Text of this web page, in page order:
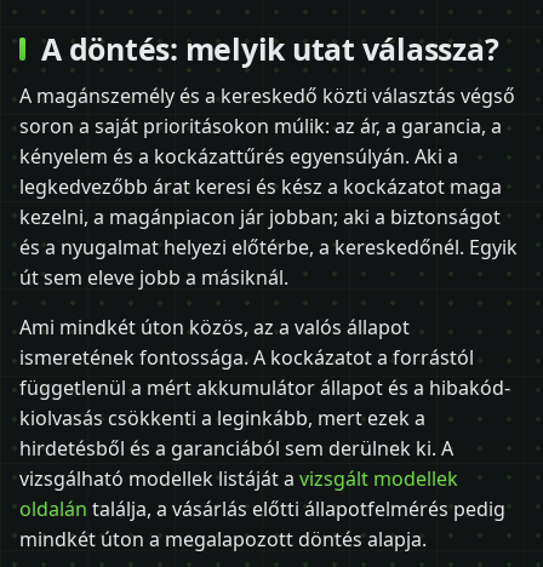
A döntés: melyik utat válassza?
A magánszemély és a kereskedő közti választás végső
soron a saját prioritásokon múlik: az ár, a garancia, a
kényelem és a kockázattűrés egyensúlyán. Aki a
legkedvezőbb árat keresi és kész a kockázatot maga
kezelni, a magánpiacon jár jobban; aki a biztonságot
és a nyugalmat helyezi előtérbe, a kereskedőnél. Egyik
út sem eleve jobb a másiknál.
Ami mindkét úton közös, az a valós állapot
ismeretének fontossága. A kockázatot a forrástól
függetlenül a mért akkumulátor állapot és a hibakód-
kiolvasás csökkenti a leginkább, mert ezek a
hirdetésből és a garanciából sem derülnek ki. A
vizsgálható modellek listáját a vizsgált modellek
oldalán találja, a vásárlás előtti állapotfelmérés pedig
mindkét úton a megalapozott döntés alapja.